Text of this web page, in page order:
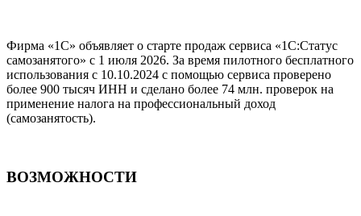
Фирма «1С» объявляет о старте продаж сервиса «1С:Статус
самозанятого» с 1 июля 2026. За время пилотного бесплатного
использования с 10.10.2024 с помощью сервиса проверено
более 900 тысяч ИНН и сделано более 74 млн. проверок на
применение налога на профессиональный доход
(самозанятость).
ВОЗМОЖНОСТИ